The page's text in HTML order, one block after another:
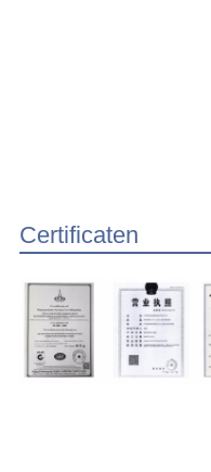
Certificaten